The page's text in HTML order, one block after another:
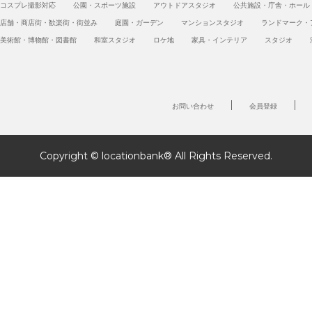
コスプレ撮影対応
公園・スポーツ施設 アウトドアスタジオ
公共施設・庁舎・ホール
店舗・商店街・歓楽街・街並み
庭園・ガーデン マンションスタジオ
ランドマーク
美術館・博物館・図書館
和室スタジオ ロケ地 家具・インテリア スタジオ
お問い合わせ 会員登録
Copyright © locationbank® All Rights Reserved.